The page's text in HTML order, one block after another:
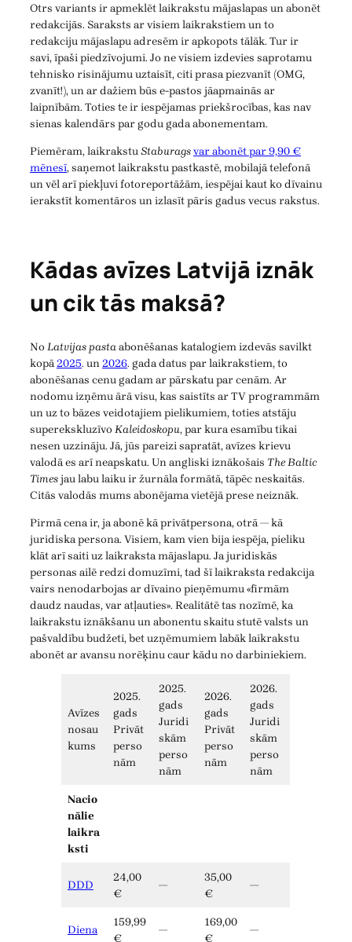
Otrs variants ir apmeklēt laikrakstu mājaslapas un abonēt
redakcijās. Saraksts ar visiem laikrakstiem un to
redakciju mājaslapu adresēm ir apkopots tālāk. Tur ir
savi, īpaši piedzīvojumi. Jo ne visiem izdevies saprotamu
tehnisko risinājumu uztaisīt, citi prasa piezvanīt (OMG,
zvanīt!), un ar dažiem būs e-pastos jāapmainās ar
laipnībām. Toties te ir iespējamas priekšrocības, kas nav
sienas kalendārs par godu gada abonementam.
Piemēram, laikrakstuStaburagsvar abonēt par 9,90 €
mēnesī, saņemot laikrakstu pastkastē, mobilajā telefonā
un vēl arī piekļuvi fotoreportāžām, iespējai kaut ko dīvainu
ierakstīt komentāros un izlasīt pāris gadus vecus rakstus.
Kādas avīzes Latvijā iznāk
un cik tās maksā?
NoLatvijas pastaabonēšanas katalogiem izdevās savilkt
kopā2025. un2026. gada datus par laikrakstiem, to
abonēšanas cenu gadam ar pārskatu par cenām. Ar
nodomu izņēmu ārā visu, kas saistīts ar TV programmām
un uz to bāzes veidotajiem pielikumiem, toties atstāju
superekskluzīvoKaleidoskopu, par kura esamību tikai
nesen uzzināju. Jā, jūs pareizi sapratāt, avīzes krievu
valodā es arī neapskatu. Un angliski iznākošais The Baltic
Timesjau labu laiku ir žurnāla formātā, tāpēc neskaitās.
Citās valodās mums abonējama vietējā prese neiznāk.
Pirmā cena ir, ja abonē kā privātpersona, otrā — kā
juridiska persona. Visiem, kam vien bija iespēja, pieliku
klāt arī saiti uz laikraksta mājaslapu. Ja juridiskās
personas ailē redzi domuzīmi, tad šī laikraksta redakcija
vairs nenodarbojas ar dīvaino pieņēmumu «firmām
daudz naudas, var atļauties». Realitātē tas nozīmē, ka
laikrakstu iznākšanu un abonentu skaitu stutē valsts un
pašvaldību budžeti, bet uzņēmumiem labāk laikrakstu
abonēt ar avansu norēķinu caur kādu no darbiniekiem.
Avīzes
nosau
kums
2025.
gads
Privāt
perso
nām
2025.
gads
Juridi
skām
perso
nām
2026.
gads
Privāt
perso
nām
2026.
gads
Juridi
skām
perso
nām
Nacio
nālie
laikra
ksti
DDD
24,00
€
—
35,00
€
—
Diena
159,99
€
—
169,00
€
—